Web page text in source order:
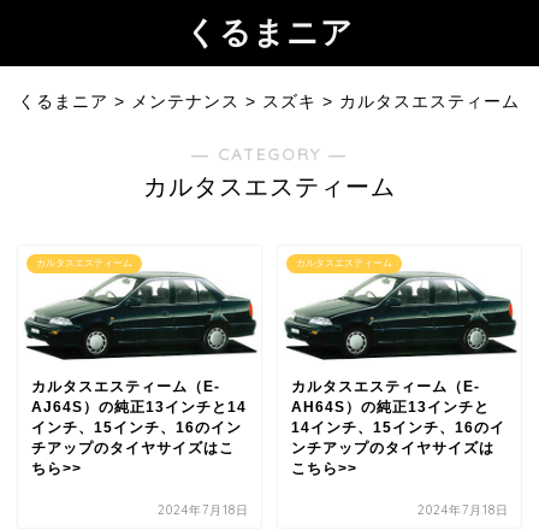
くるまニア
くるまニア > メンテナンス > スズキ > カルタスエスティーム
― CATEGORY ―
カルタスエスティーム
カルタスエスティーム
カルタスエスティーム（E-
AJ64S）の純正13インチと14
インチ、15インチ、16のイン
チアップのタイヤサイズはこ
ちら>>
2024年7月18日
カルタスエスティーム
カルタスエスティーム（E-
AH64S）の純正13インチと
14インチ、15インチ、16のイ
ンチアップのタイヤサイズは
こちら>>
2024年7月18日